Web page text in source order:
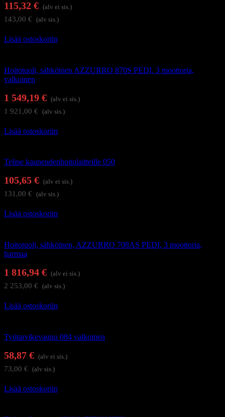
115,32 € (alv ei sis.)
143,00 € (alv sis.)
Lisää ostoskoriin
Hoitotuoli, sähköinen AZZURRO 870S PEDI, 3 moottoria,
valkoinen
1 549,19 € (alv ei sis.)
1 921,00 € (alv sis.)
Lisää ostoskoriin
Teline kauneudenhoitolaitteille 050
105,65 € (alv ei sis.)
131,00 € (alv sis.)
Lisää ostoskoriin
Hoitotuoli, sähköinen, AZZURRO 708AS PEDI, 3 moottoria,
harmaa
1 816,94 € (alv ei sis.)
2 253,00 € (alv sis.)
Lisää ostoskoriin
Työtarvikevaunu 084 valkoinen
58,87 € (alv ei sis.)
73,00 € (alv sis.)
Lisää ostoskoriin